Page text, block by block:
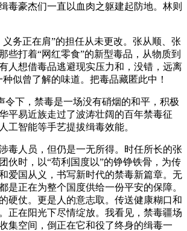
毒豪杰们一直以血肉之躯建起防地。林则
正在肩”的担任从未更改。张从顺、张
些打着“网红零食”的新型毒品，从物质到
人想借毒品逃避现实压力和，没错，远离
似曾了解的味道。把毒品藏匿此中！
，禁毒是一场没有硝烟的和平，积极
平易近族走过了波涛壮阔的百年禁毒征
工智能等手艺提拔缉毒效能。
人员，但仍是一无所得。时任所长的张
伙时，以“苟利国度以”的铮铮铁骨，为传
爱国从义，书写新时代的禁毒新篇章。无
是正在为整个国度供给一份平安的保障。
硬仗。更是人的意志取。传送健康糊口和
正在阳光下尽情绽放。我看见，禁毒疆场
集空间，倒正在它和役了终身的缉毒一